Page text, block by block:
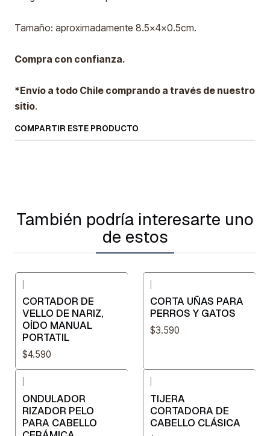
Tamaño: aproximadamente 8.5x4x0.5cm.
Compra con confianza.
*Envío a todo Chile comprando a través de nuestro
sitio.
COMPARTIR ESTE PRODUCTO
También podría interesarte uno
de estos
CORTADOR DE
VELLO DE NARIZ,
OÍDO MANUAL
PORTATIL
$4.590
CORTA UÑAS PARA
PERROS Y GATOS
$3.590
ONDULADOR
RIZADOR PELO
PARA CABELLO
TIJERA
CORTADORA DE
CABELLO CLÁSICA